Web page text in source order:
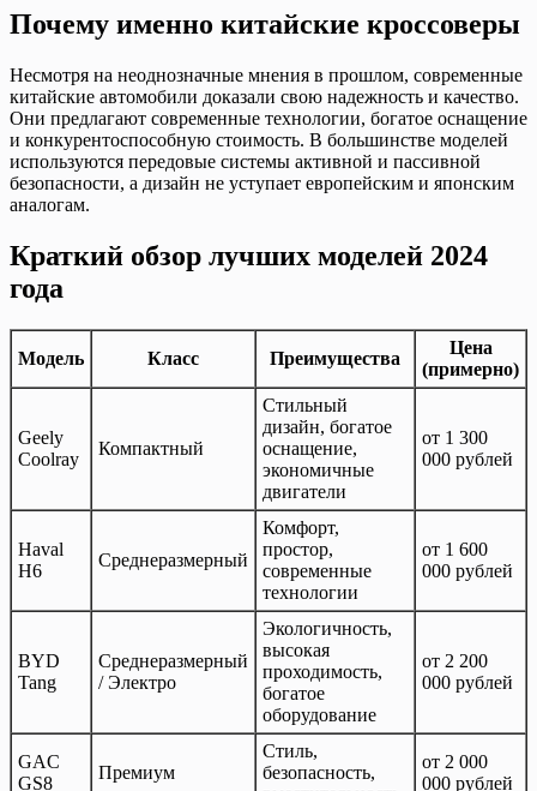
Почему именно китайские кроссоверы
Несмотря на неоднозначные мнения в прошлом, современные
китайские автомобили доказали свою надежность и качество.
Они предлагают современные технологии, богатое оснащение
и конкурентоспособную стоимость. В большинстве моделей
используются передовые системы активной и пассивной
безопасности, а дизайн не уступает европейским и японским
аналогам.
Краткий обзор лучших моделей 2024
года
Модель Класс Преимущества
Цена
(примерно)
Geely
Coolray
Компактный
Стильный
дизайн, богатое
оснащение,
экономичные
двигатели
от 1 300
000 рублей
Haval
H6
Среднеразмерный
Комфорт,
простор,
современные
технологии
от 1 600
000 рублей
BYD
Tang
Среднеразмерный
/ Электро
Экологичность,
высокая
проходимость,
богатое
оборудование
от 2 200
000 рублей
GAC
GS8
Премиум
Стиль,
безопасность,
от 2 000
000 рублей